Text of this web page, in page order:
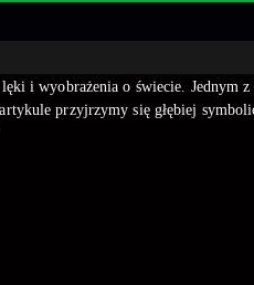
i wyobrażenia o świecie. Jednym z
przyjrzymy się głębiej